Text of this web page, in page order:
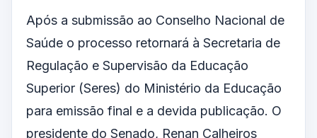
Após a submissão ao Conselho Nacional de
Saúde o processo retornará à Secretaria de
Regulação e Supervisão da Educação
Superior (Seres) do Ministério da Educação
para emissão final e a devida publicação. O
presidente do Senado, Renan Calheiros